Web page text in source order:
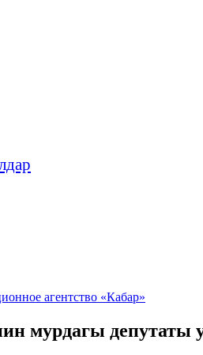
мурдагы